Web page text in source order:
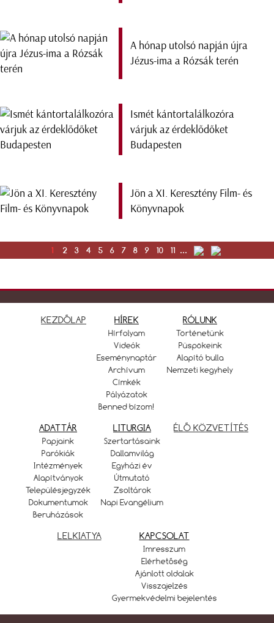
A hónap utolsó napján újra
Jézus-ima a Rózsák terén
Ismét kántortalálkozóra
várjuk az érdeklődőket
Budapesten
Jön a XI. Keresztény Film- és
Könyvnapok
1 2 3 4 5 6 7 8 9 10 11 ...
KEZDŐLAP HÍREK
Hírfolyam
Videók
Eseménynaptár
Archívum
Címkék
Pályázatok
Benned bízom!
RÓLUNK
Történetünk
Püspökeink
Alapító bulla
Nemzeti kegyhely
ADATTÁR
Papjaink
Parókiák
Intézmények
Alapítványok
Településjegyzék
Dokumentumok
Beruházások
LITURGIA
Szertartásaink
Dallamvilág
Egyházi év
Útmutató
Zsoltárok
Napi Evangélium
ÉLŐ KÖZVETÍTÉS
LELKIATYA KAPCSOLAT
Imresszum
Elérhetőség
Ajánlott oldalak
Visszajelzés
Gyermekvédelmi bejelentés